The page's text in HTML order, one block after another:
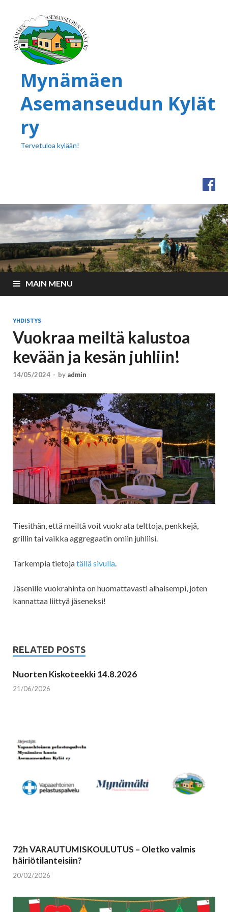
Mynämäen
Asemanseudun Kylät
ry
Tervetuloa kylään!
MAIN MENU
YHDISTYS
Vuokraa meiltä kalustoa
kevään ja kesän juhliin!
14/05/2024 - by admin
Tiesithän, että meiltä voit vuokrata telttoja, penkkejä,
grillin tai vaikka aggregaatin omiin juhliisi.
Tarkempia tietojatällä sivulla.
Jäsenille vuokrahinta on huomattavasti alhaisempi, joten
kannattaa liittyä jäseneksi!
RELATED POSTS
Nuorten Kiskoteekki 14.8.2026
21/06/2026
72h VARAUTUMISKOULUTUS – Oletko valmis
häiriötilanteisiin?
20/02/2026